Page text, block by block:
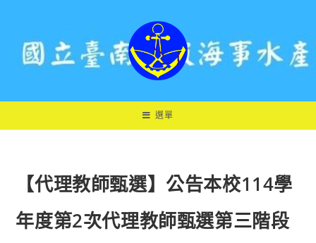
選單
【代理教師甄選】公告本校114學
年度第2次代理教師甄選第三階段